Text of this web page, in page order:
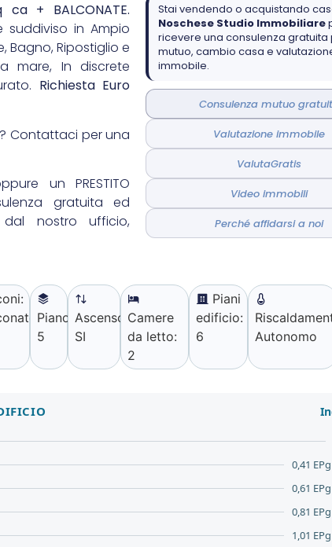
+ BALCONATE.
suddiviso in Ampio
Bagno, Ripostiglio e
mare, In discrete
Richiesta Euro
Contattaci per una
un PRESTITO
gratuita ed
nostro ufficio,
Stai vendendo o acquistando
Noschese Studio Immobiliare
ricevere una consulenza gratuita
mutuo, cambio casa e
immobile.
Consulenza mutuo
Valutazione immobile
ValutaGratis
Video immobili
Perché affidarsi a noi
Piano:
5
Ascensore:
SI
Camere
da letto:
2
Piani
edificio:
6
Autonomo
0,41
0,61
0,81
1,01